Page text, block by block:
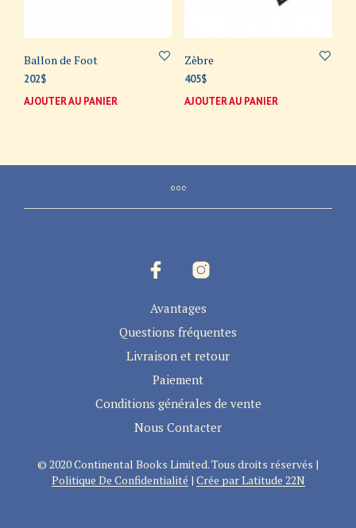
Ballon de Foot
202$
AJOUTER AU PANIER
Zèbre
405$
AJOUTER AU PANIER
Avantages
Questions fréquentes
Livraison et retour
Paiement
Conditions générales de vente
Nous Contacter
© 2020 Continental Books Limited. Tous droits réservés |
Politique De Confidentialité | Crée par Latitude 22N